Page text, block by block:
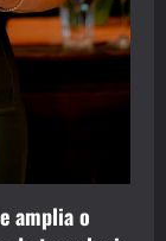
amplia o